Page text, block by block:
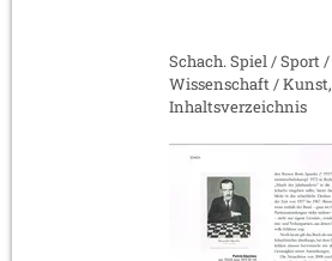
Schach. Spiel / Sport /
Wissenschaft / Kunst,
Inhaltsverzeichnis